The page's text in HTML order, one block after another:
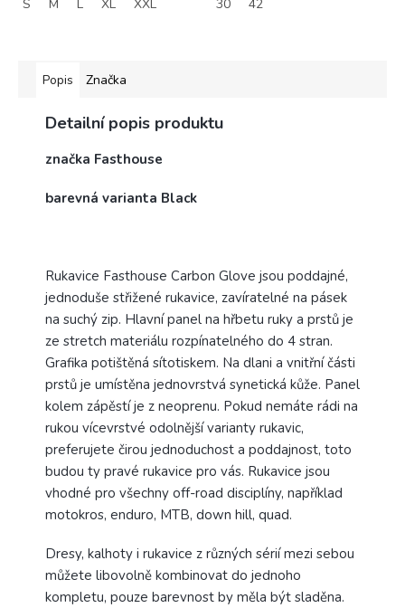
S M L XL XXL 30 42
Popis Značka
Detailní popis produktu
značka Fasthouse
barevná varianta Black
Rukavice Fasthouse Carbon Glove jsou poddajné,
jednoduše střižené rukavice, zavíratelné na pásek
na suchý zip. Hlavní panel na hřbetu ruky a prstů je
ze stretch materiálu rozpínatelného do 4 stran.
Grafika potištěná sítotiskem. Na dlani a vnitřní části
prstů je umístěna jednovrstvá synetická kůže. Panel
kolem zápěstí je z neoprenu. Pokud nemáte rádi na
rukou vícevrstvé odolnější varianty rukavic,
preferujete čirou jednoduchost a poddajnost, toto
budou ty pravé rukavice pro vás. Rukavice jsou
vhodné pro všechny off-road disciplíny, například
motokros, enduro, MTB, down hill, quad.
Dresy, kalhoty i rukavice z různých sérií mezi sebou
můžete libovolně kombinovat do jednoho
kompletu, pouze barevnost by měla být sladěna.